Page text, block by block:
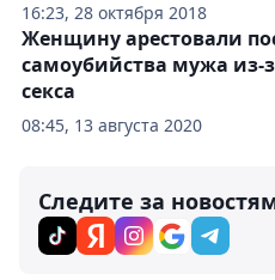
16:23, 28 октября 2018
08:45, 13 августа 2020
Женщину арестовали
самоубийства мужа из-
секса
Следите за